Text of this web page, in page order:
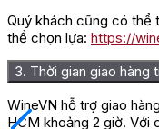
Quý khách cũng có thể
thể chọn lựa: https://
3. Thời gian giao hàng
WineVN hỗ trợ giao
HCM khoảng 2 giờ. Với